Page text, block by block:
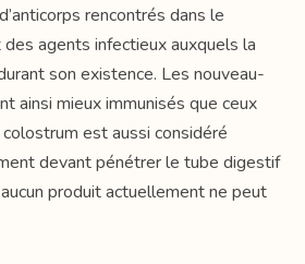
rencontrés dans le
agents infectieux auxquels la
son existence. Les nouveau-
ainsi mieux immunisés que ceux
est aussi considéré
devant pénétrer le tube digestif
produit actuellement ne peut